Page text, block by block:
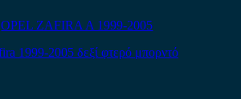
OPEL ZAFIRA A 1999-2005